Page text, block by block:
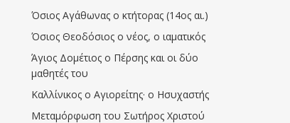
Όσιος Αγάθωνας ο κτήτορας (14ος αι.)
Όσιος Θεοδόσιος ο νέος, ο ιαματικός
Άγιος Δομέτιος ο Πέρσης και οι δύο
μαθητές του
Καλλίνικος ο Αγιορείτης · ο Ησυχαστής
Μεταμόρφωση του Σωτήρος Χριστού